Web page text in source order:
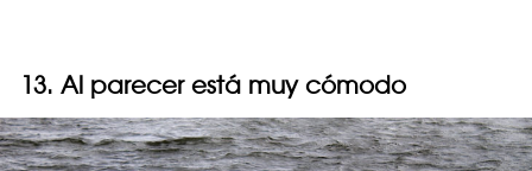
13. Al parecer está muy cómodo